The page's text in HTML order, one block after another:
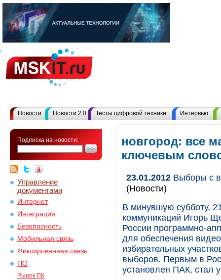
Новости Новости 2.0 Тесты цифровой техники Интервью
Подписка на новости:
Управление
документами
Интернет
Интеграция
Безопасность
Мобильная связь
Фиксированная связь
ПО
Рынок ПК
новгород: все
ключевым
23.01.2012 Выборы с
(Новости)
В минувшую субботу,
коммуникаций Игорь
России программно-
для обеспечения
избирательных
выборов. Первым в
установлен ПАК, стал